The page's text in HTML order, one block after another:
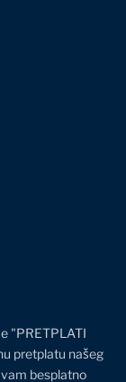
"PRETPLATI
pretplatu našeg
besplatno